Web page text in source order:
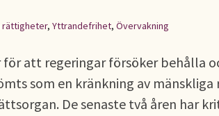
rättigheter, Yttrandefrihet, Övervakning
att regeringar försöker behålla
som en kränkning av
De senaste två åren har